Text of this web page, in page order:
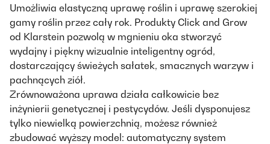
Umożliwia elastyczną uprawę roślin i uprawę szerokiej
gamy roślin przez cały rok. Produkty Click and Grow
od Klarstein pozwolą w mgnieniu oka stworzyć
wydajny i piękny wizualnie inteligentny ogród,
dostarczający świeżych sałatek, smacznych warzyw i
pachnących ziół.
Zrównoważona uprawa działa całkowicie bez
inżynierii genetycznej i pestycydów. Jeśli dysponujesz
tylko niewielką powierzchnią, możesz również
zbudować wyższy model: automatyczny system